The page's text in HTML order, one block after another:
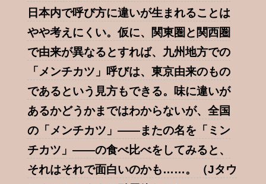
日本内で呼び方に違いが生まれることは
やや考えにくい。仮に、関東圏と関西圏
で由来が異なるとすれば、九州地方での
「メンチカツ」呼びは、東京由来のもの
であるという見方もできる。味に違いが
あるかどうかまではわからないが、全国
の「メンチカツ」――またの名を「ミン
チカツ」――の食べ比べをしてみると、
それはそれで面白いのかも……。
（Jタウ